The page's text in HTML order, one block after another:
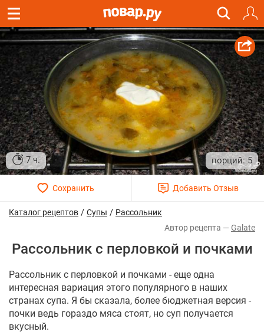
7 ч. 5
Каталог рецептов / Супы / Рассольник
Galate
Рассольник с перловкой и почками
Рассольник с перловкой и почками - еще одна
интересная вариация этого популярного в наших
странах супа. Я бы сказала, более бюджетная версия -
почки ведь гораздо мяса стоят, но суп получается
вкусный.